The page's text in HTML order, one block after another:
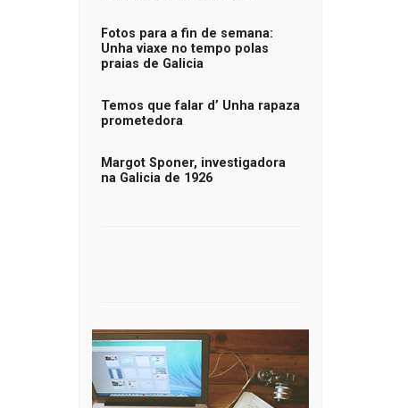
Fotos para a fin de semana:
Unha viaxe no tempo polas
praias de Galicia
Temos que falar d’ Unha rapaza
prometedora
Margot Sponer, investigadora
na Galicia de 1926